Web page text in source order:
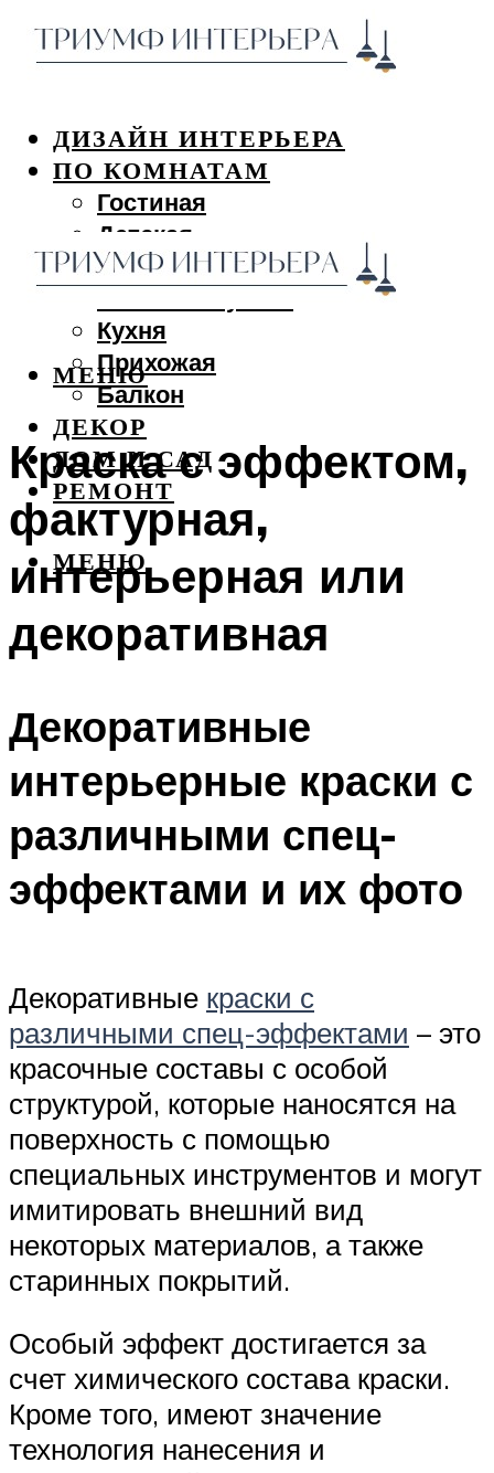
ДИЗАЙН ИНТЕРЬЕРА
ПО КОМНАТАМ
Гостиная
Детская
Спальня
Кухня
Прихожая
Балкон
ДЕКОР
ДОМ И САД
РЕМОНТ
МЕНЮ
МЕНЮ
Краска с эффектом,
фактурная,
интерьерная или
декоративная
Декоративные
интерьерные краски с
различными спец-
эффектами и их фото
Декоративные краски с
различными спец-эффектами – это
красочные составы с особой
структурой, которые наносятся на
поверхность с помощью
специальных инструментов и могут
имитировать внешний вид
некоторых материалов, а также
старинных покрытий.
Особый эффект достигается за
счет химического состава краски.
Кроме того, имеют значение
технология нанесения и